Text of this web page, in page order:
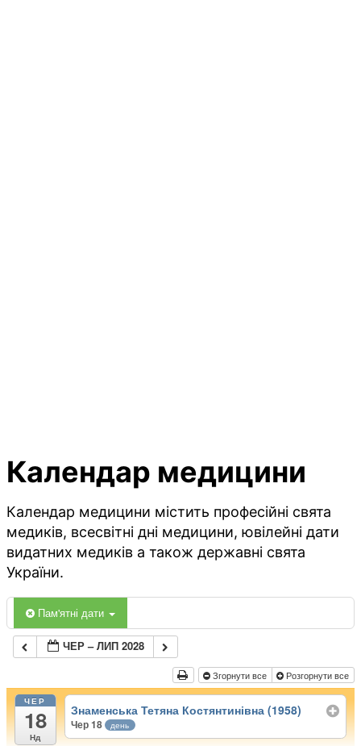
Календар медицини
Календар медицини містить професійні свята
медиків, всесвітні дні медицини, ювілейні дати
видатних медиків а також державні свята
України.
Пам'ятні дати
ЧЕР – ЛИП 2028
Згорнути все Розгорнути все
ЧЕР
18
Нд
Знаменська Тетяна Костянтинівна (1958)
Чер 18 день